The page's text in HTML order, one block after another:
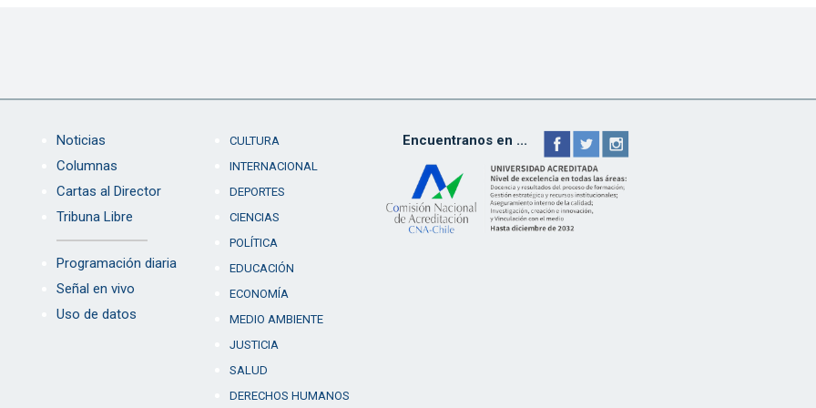
Noticias
Columnas
Cartas al Director
Tribuna Libre
Programación diaria
Señal en vivo
Uso de datos
CULTURA
INTERNACIONAL
DEPORTES
CIENCIAS
POLÍTICA
EDUCACIÓN
ECONOMÍA
MEDIO AMBIENTE
JUSTICIA
SALUD
DERECHOS HUMANOS
Encuentranos en ...